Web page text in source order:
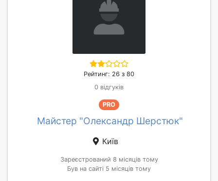
Рейтинг: 26 з 80
0 відгуків
PRO
Майстер "Олександр Шерстюк"
Київ
Зареєстрований 8 місяців тому
Був на сайті 5 місяців тому